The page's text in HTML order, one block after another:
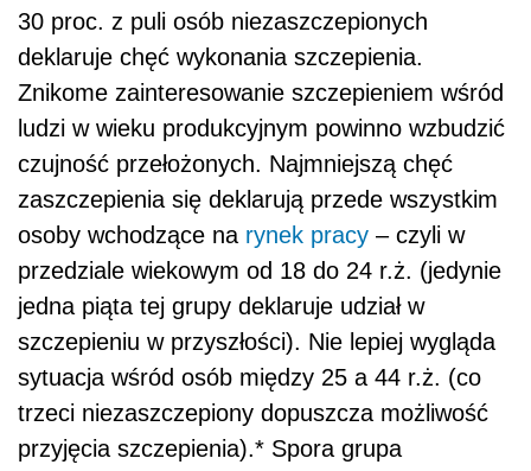
30 proc. z puli osób niezaszczepionych
deklaruje chęć wykonania szczepienia.
Znikome zainteresowanie szczepieniem wśród
ludzi w wieku produkcyjnym powinno wzbudzić
czujność przełożonych. Najmniejszą chęć
zaszczepienia się deklarują przede wszystkim
osoby wchodzące na rynek pracy – czyli w
przedziale wiekowym od 18 do 24 r.ż. (jedynie
jedna piąta tej grupy deklaruje udział w
szczepieniu w przyszłości). Nie lepiej wygląda
sytuacja wśród osób między 25 a 44 r.ż. (co
trzeci niezaszczepiony dopuszcza możliwość
przyjęcia szczepienia).* Spora grupa